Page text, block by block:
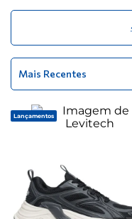
Mais Recentes
Lançamentos